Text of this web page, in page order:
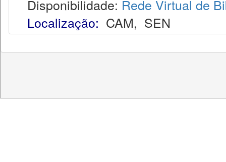
Disponibilidade: Rede Virtual de
Localização: CAM, SEN